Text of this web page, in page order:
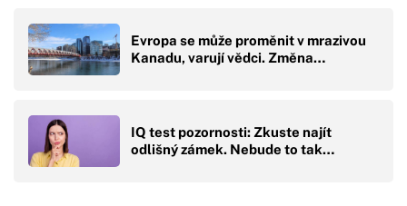
Evropa se může proměnit v mrazivou
Kanadu, varují vědci. Změna…
IQ test pozornosti: Zkuste najít
odlišný zámek. Nebude to tak…